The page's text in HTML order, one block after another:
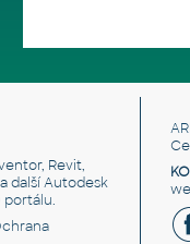
Revit,
další Autodesk
portálu.